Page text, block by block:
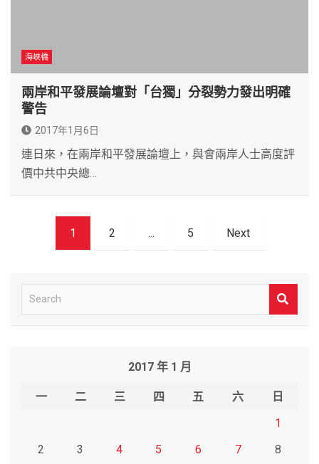
海峽橋
兩岸和平發展論壇對「台獨」分裂勢力發出明確
警告
2017年1月6日
連日來，在兩岸和平發展論壇上，與會兩岸人士高度評
價中共中央總…
1 2 ... 5 Next
e
2017 年 1 月
一 二 三 四 五 六
日
1
2
3 4 5 6 7
8